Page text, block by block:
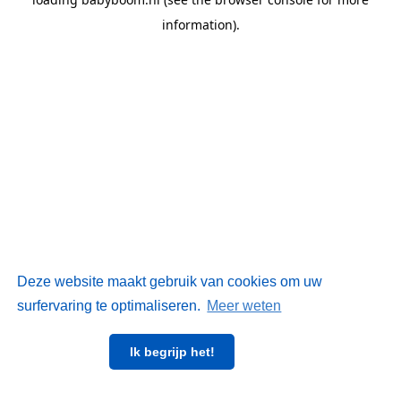
Deze website maakt gebruik van cookies om uw
surfervaring te optimaliseren. Meer weten
Ik begrijp het!
information).